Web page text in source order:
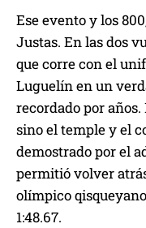
Ese evento y los
Justas. En las dos
que corre con el
Luguelín en un
recordado por años.
sino el temple y el
demostrado por el
permitió volver
olímpico
1:48.67.